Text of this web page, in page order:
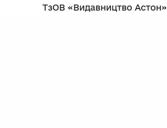
ТзОВ «Видавництво Астон»